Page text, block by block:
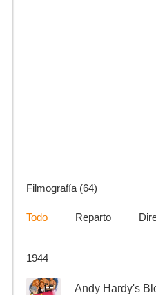
--
Filmografía (64)
Todo Reparto
1944
-- Andy Hardy's